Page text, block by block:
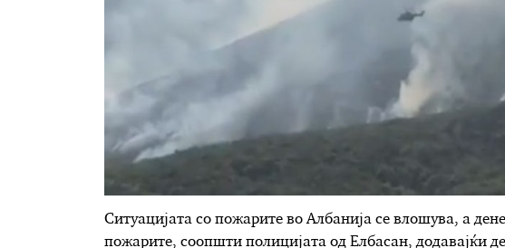
Ситуацијата со пожарите во Албанија се влошува, а
пожарите, соопшти полицијата од Елбасан, додавајќи